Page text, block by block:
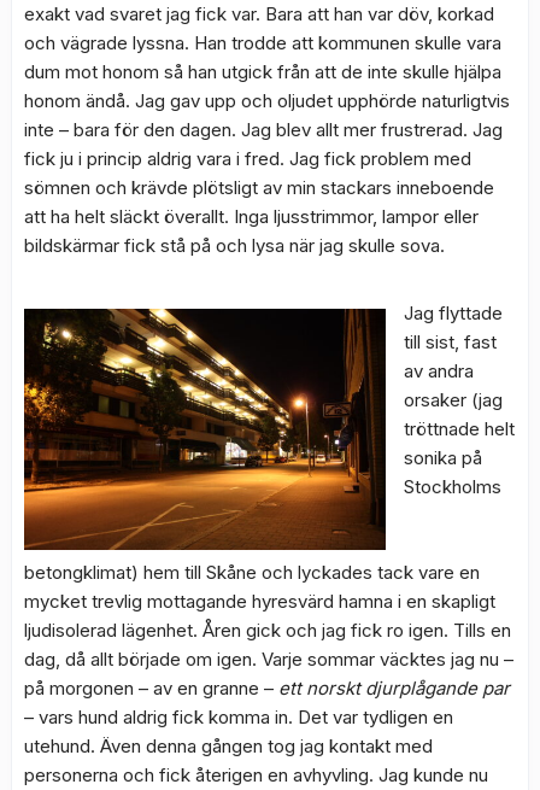
exakt vad svaret jag fick var. Bara att han var döv, korkad
och vägrade lyssna. Han trodde att kommunen skulle vara
dum mot honom så han utgick från att de inte skulle hjälpa
honom ändå. Jag gav upp och oljudet upphörde naturligtvis
inte – bara för den dagen. Jag blev allt mer frustrerad. Jag
fick ju i princip aldrig vara i fred. Jag fick problem med
sömnen och krävde plötsligt av min stackars inneboende
att ha helt släckt överallt. Inga ljusstrimmor, lampor eller
bildskärmar fick stå på och lysa när jag skulle sova.
Jag flyttade
till sist, fast
av andra
orsaker (jag
tröttnade helt
sonika på
Stockholms
betongklimat) hem till Skåne och lyckades tack vare en
mycket trevlig mottagande hyresvärd hamna i en skapligt
ljudisolerad lägenhet. Åren gick och jag fick ro igen. Tills en
dag, då allt började om igen. Varje sommar väcktes jag nu –
på morgonen – av en granne – ett norskt djurplågande par
– vars hund aldrig fick komma in. Det var tydligen en
utehund. Även denna gången tog jag kontakt med
personerna och fick återigen en avhyvling. Jag kunde nu